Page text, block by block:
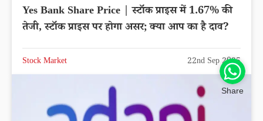
Yes Bank Share Price | स्टॉक प्राइस में 1.67% की
तेजी, स्टॉक प्राइस पर होगा असर; क्या आप का है दाव?
Stock Market 22nd Sep 2025
Share